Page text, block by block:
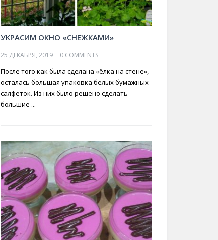
УКРАСИМ ОКНО «СНЕЖКАМИ»
25 ДЕКАБРЯ, 2019 0 COMMENTS
После того как была сделана «ёлка на стене»,
осталась большая упаковка белых бумажных
салфеток. Из них было решено сделать
большие ...